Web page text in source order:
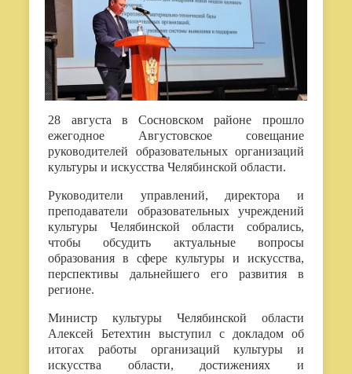
28 августа в Сосновском районе прошло
ежегодное Августовское совещание
руководителей образовательных организаций
культуры и искусства Челябинской области.
Руководители управлений, директора и
преподаватели образовательных учреждений
культуры Челябинской области собрались,
чтобы обсудить актуальные вопросы
образования в сфере культуры и искусства,
перспективы дальнейшего его развития в
регионе.
Министр культуры Челябинской области
Алексей Бетехтин выступил с докладом об
итогах работы организаций культуры и
искусства области, достижениях и